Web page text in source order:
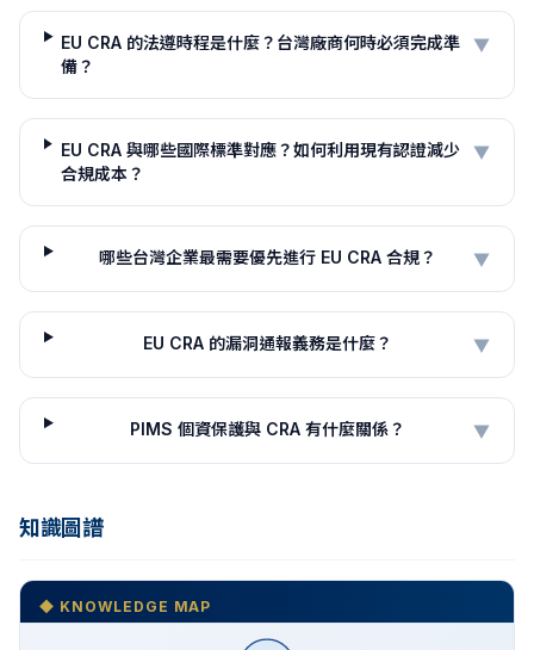
EU CRA 的法遵時程是什麼？台灣廠商何時必須完成準
備？
▼
EU CRA 與哪些國際標準對應？如何利用現有認證減少
合規成本？
▼
哪些台灣企業最需要優先進行 EU CRA 合規？ ▼
EU CRA 的漏洞通報義務是什麼？ ▼
PIMS 個資保護與 CRA 有什麼關係？ ▼
知識圖譜
◆ KNOWLEDGE MAP